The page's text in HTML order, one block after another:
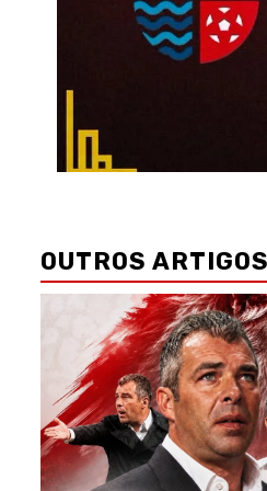
de
artigos
OUTROS